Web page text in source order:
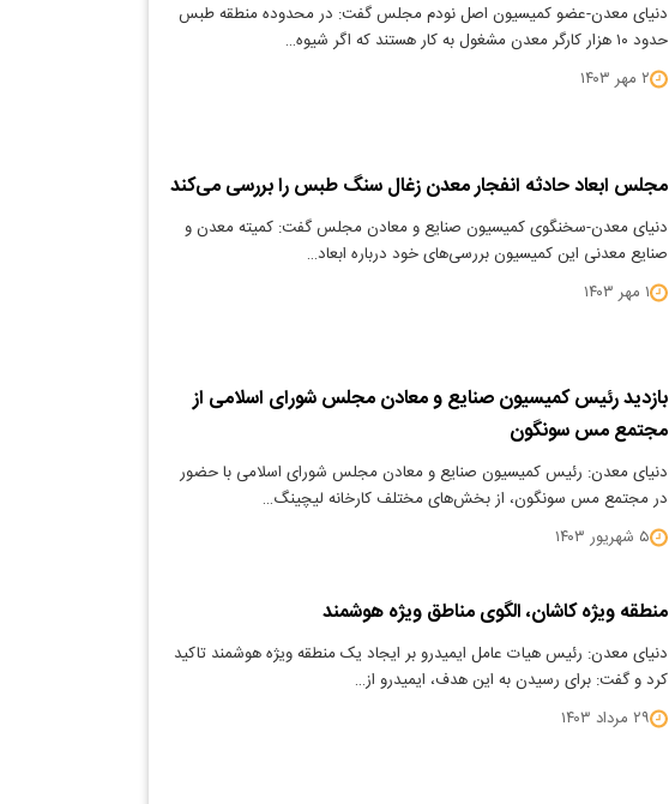
دنیای معدن-عضو کمیسیون اصل نودم مجلس گفت: در محدوده منطقه طبس
حدود ۱۰ هزار کارگر معدن مشغول به کار هستند که اگر شیوه…
۲ مهر ۱۴۰۳
مجلس ابعاد حادثه انفجار معدن زغال سنگ طبس را بررسی می‌کند
دنیای معدن-سخنگوی کمیسیون صنایع و معادن مجلس گفت: کمیته معدن و
صنایع معدنی این کمیسیون بررسی‌های خود درباره ابعاد…
۱ مهر ۱۴۰۳
بازدید رئیس کمیسیون صنایع و معادن مجلس شورای اسلامی از
مجتمع مس سونگون
دنیای معدن: رئیس کمیسیون صنایع و معادن مجلس شورای اسلامی با حضور
در مجتمع مس سونگون، از بخش‌های مختلف کارخانه لیچینگ…
۵ شهریور ۱۴۰۳
منطقه ویژه کاشان، الگوی مناطق ویژه هوشمند
دنیای معدن: رئیس هیات عامل ایمیدرو بر ایجاد یک منطقه ویژه هوشمند تاکید
کرد و گفت: برای رسیدن به این هدف، ایمیدرو از…
۲۹ مرداد ۱۴۰۳